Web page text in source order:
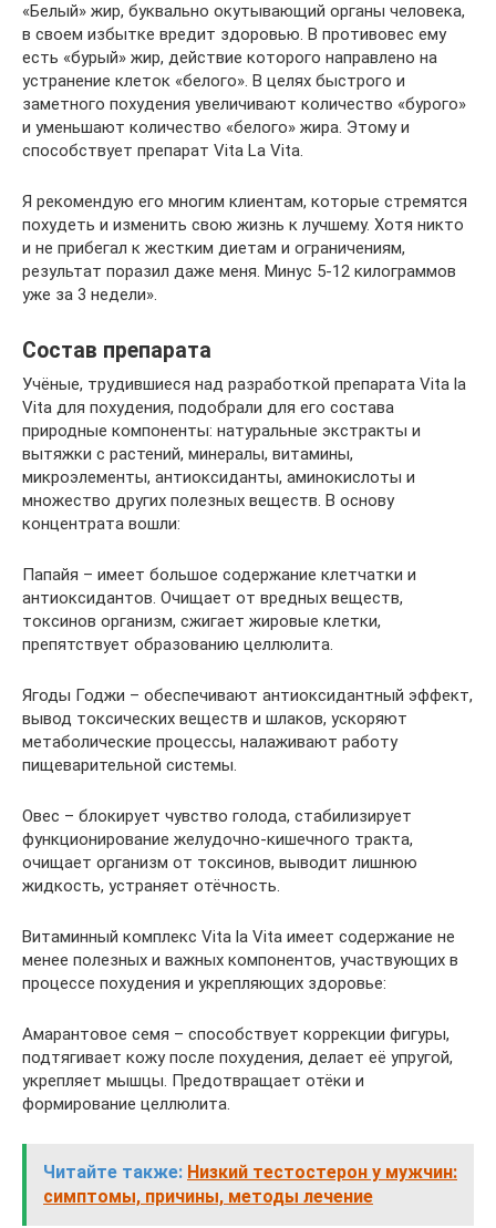
«Белый» жир, буквально окутывающий органы человека,
в своем избытке вредит здоровью. В противовес ему
есть «бурый» жир, действие которого направлено на
устранение клеток «белого». В целях быстрого и
заметного похудения увеличивают количество «бурого»
и уменьшают количество «белого» жира. Этому и
способствует препарат Vita La Vita.
Я рекомендую его многим клиентам, которые стремятся
похудеть и изменить свою жизнь к лучшему. Хотя никто
и не прибегал к жестким диетам и ограничениям,
результат поразил даже меня. Минус 5-12 килограммов
уже за 3 недели».
Состав препарата
Учёные, трудившиеся над разработкой препарата Vita la
Vita для похудения, подобрали для его состава
природные компоненты: натуральные экстракты и
вытяжки с растений, минералы, витамины,
микроэлементы, антиоксиданты, аминокислоты и
множество других полезных веществ. В основу
концентрата вошли:
Папайя – имеет большое содержание клетчатки и
антиоксидантов. Очищает от вредных веществ,
токсинов организм, сжигает жировые клетки,
препятствует образованию целлюлита.
Ягоды Годжи – обеспечивают антиоксидантный эффект,
вывод токсических веществ и шлаков, ускоряют
метаболические процессы, налаживают работу
пищеварительной системы.
Овес – блокирует чувство голода, стабилизирует
функционирование желудочно-кишечного тракта,
очищает организм от токсинов, выводит лишнюю
жидкость, устраняет отёчность.
Витаминный комплекс Vita la Vita имеет содержание не
менее полезных и важных компонентов, участвующих в
процессе похудения и укрепляющих здоровье:
Амарантовое семя – способствует коррекции фигуры,
подтягивает кожу после похудения, делает её упругой,
укрепляет мышцы. Предотвращает отёки и
формирование целлюлита.
Читайте также: Низкий тестостерон у мужчин:
симптомы, причины, методы лечение